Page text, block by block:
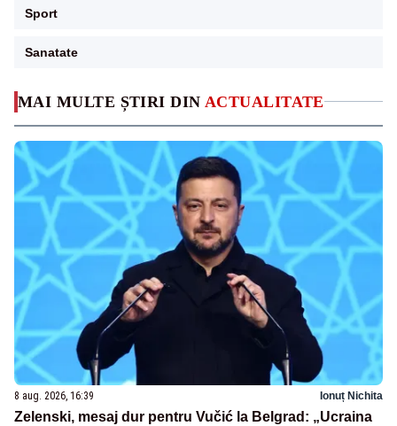
MAI MULTE ȘTIRI DIN ACTUALITATE
8 aug. 2026, 16:39 Ionuț Nichita
Zelenski, mesaj dur pentru Vučić la Belgrad: „Ucraina
Sport
Sanatate